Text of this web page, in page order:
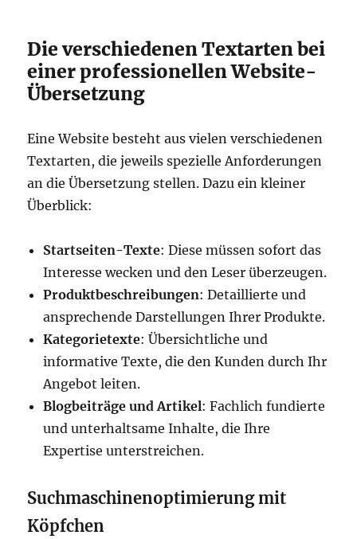
Die verschiedenen Textarten bei
einer professionellen Website-
Übersetzung
Eine Website besteht aus vielen verschiedenen
Textarten, die jeweils spezielle Anforderungen
an die Übersetzung stellen. Dazu ein kleiner
Überblick:
Startseiten-Texte: Diese müssen sofort das
Interesse wecken und den Leser überzeugen.
Produktbeschreibungen: Detaillierte und
ansprechende Darstellungen Ihrer Produkte.
Kategorietexte: Übersichtliche und
informative Texte, die den Kunden durch Ihr
Angebot leiten.
Blogbeiträge und Artikel: Fachlich fundierte
und unterhaltsame Inhalte, die Ihre
Expertise unterstreichen.
Suchmaschinenoptimierung mit
Köpfchen